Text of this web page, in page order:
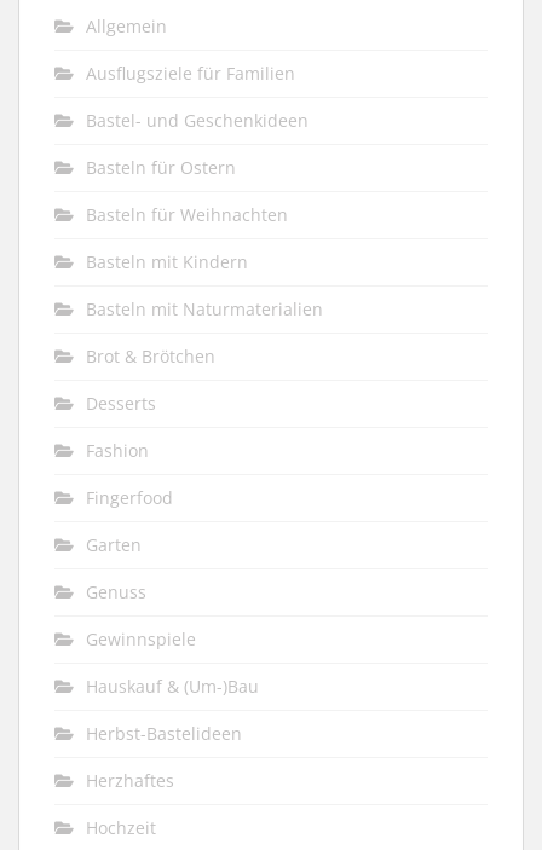
Allgemein
Ausflugsziele für Familien
Bastel- und Geschenkideen
Basteln für Ostern
Basteln für Weihnachten
Basteln mit Kindern
Basteln mit Naturmaterialien
Brot & Brötchen
Desserts
Fashion
Fingerfood
Garten
Genuss
Gewinnspiele
Hauskauf & (Um-)Bau
Herbst-Bastelideen
Herzhaftes
Hochzeit